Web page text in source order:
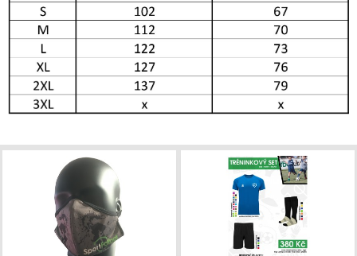
Klubová rouška